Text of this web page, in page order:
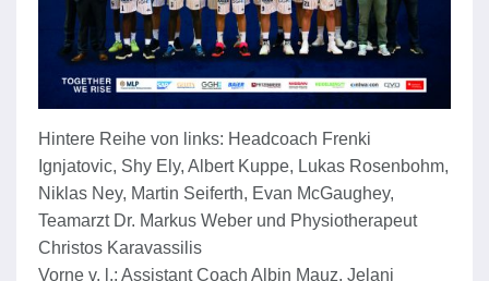
Hintere Reihe von links: Headcoach Frenki
Ignjatovic, Shy Ely, Albert Kuppe, Lukas Rosenbohm,
Niklas Ney, Martin Seiferth, Evan McGaughey,
Teamarzt Dr. Markus Weber und Physiotherapeut
Christos Karavassilis
Vorne v. l.: Assistant Coach Albin Mauz, Jelani